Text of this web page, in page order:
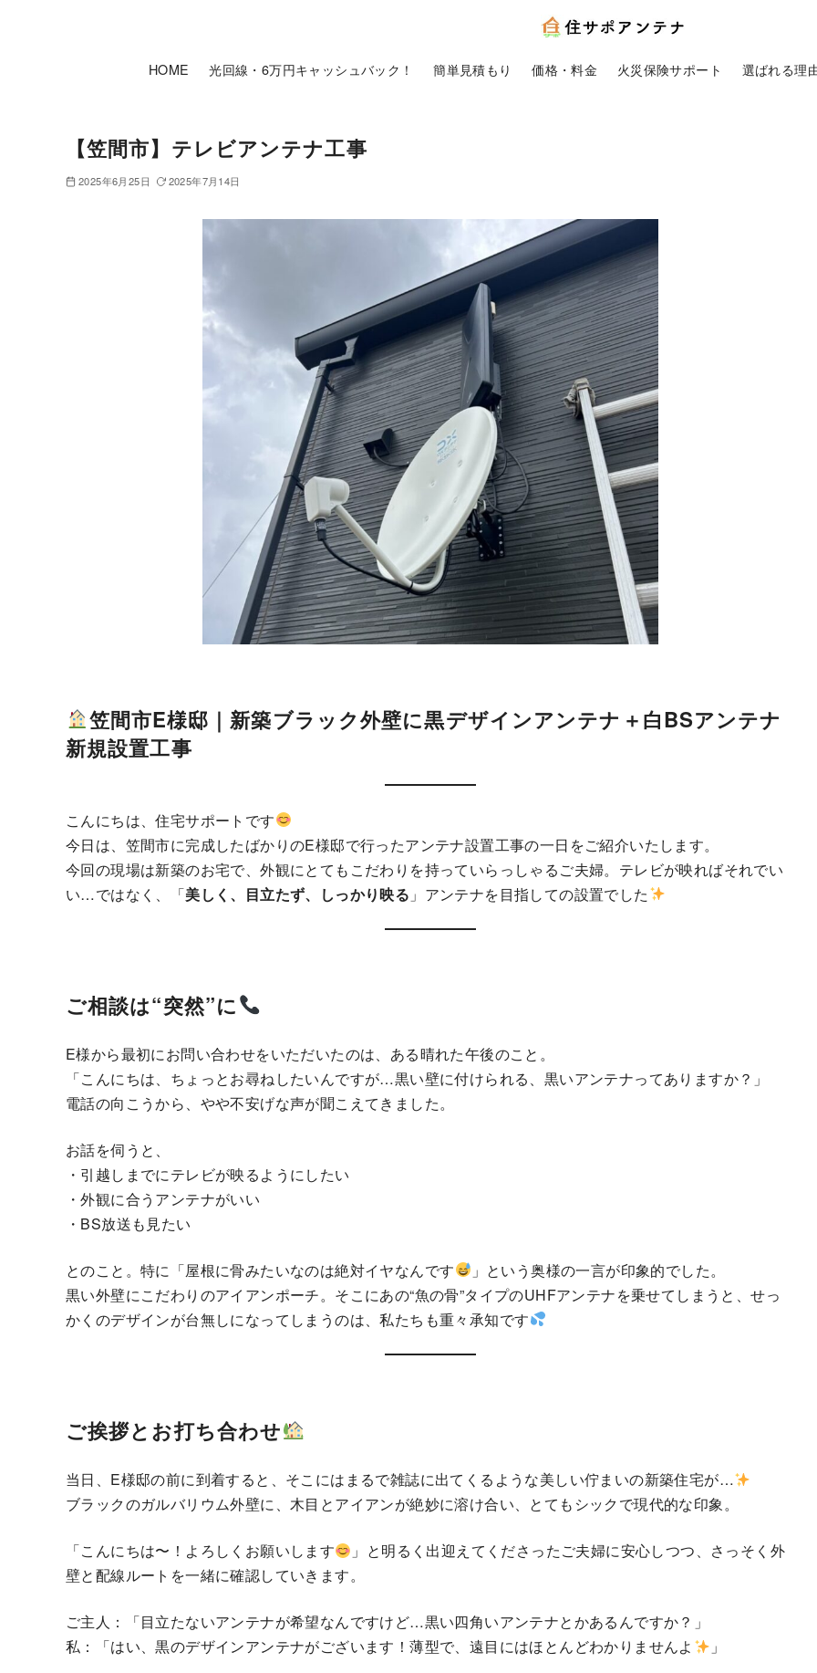
HOME 光回線・6万円キャッシュバック！ 簡単見積もり 価格・料金 火災保険サポート 選ばれる理
【笠間市】テレビアンテナ工事
2025年6月25日 2025年7月14日
笠間市E様邸｜新築ブラック外壁に黒デザインアンテナ＋白BSアンテナ
新規設置工事
こんにちは、住宅サポートです
今日は、笠間市に完成したばかりのE様邸で行ったアンテナ設置工事の一日をご紹介いたします。
今回の現場は新築のお宅で、外観にとてもこだわりを持っていらっしゃるご夫婦。テレビが映ればそれでい
い…ではなく、「美しく、目立たず、しっかり映る 」アンテナを目指しての設置でした
ご相談は“突然”に
E様から最初にお問い合わせをいただいたのは、ある晴れた午後のこと。
「こんにちは、ちょっとお尋ねしたいんですが…黒い壁に付けられる、黒いアンテナってありますか？」
電話の向こうから、やや不安げな声が聞こえてきました。
お話を伺うと、
・引越しまでにテレビが映るようにしたい
・外観に合うアンテナがいい
・BS放送も見たい
とのこと。特に「屋根に骨みたいなのは絶対イヤなんです
」という奥様の一言が印象的でした。
黒い外壁にこだわりのアイアンポーチ。そこにあの“魚の骨”タイプのUHFアンテナを乗せてしまうと、せっ
かくのデザインが台無しになってしまうのは、私たちも重々承知です
ご挨拶とお打ち合わせ
当日、E様邸の前に到着すると、そこにはまるで雑誌に出てくるような美しい佇まいの新築住宅が…
ブラックのガルバリウム外壁に、木目とアイアンが絶妙に溶け合い、とてもシックで現代的な印象。
「こんにちは〜！よろしくお願いします
」と明るく出迎えてくださったご夫婦に安心しつつ、さっそく外
壁と配線ルートを一緒に確認していきます。
ご主人：「目立たないアンテナが希望なんですけど…黒い四角いアンテナとかあるんですか？」
私：「はい、黒のデザインアンテナがございます！薄型で、遠目にはほとんどわかりませんよ
」